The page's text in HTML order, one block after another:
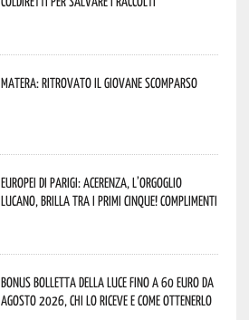
Matera: ritrovato il giovane scomparso
Europei di Parigi: Acerenza, l’orgoglio
lucano, brilla tra i primi cinque! Complimenti
Bonus bolletta della luce fino a 60 euro da
agosto 2026, chi lo riceve e come ottenerlo